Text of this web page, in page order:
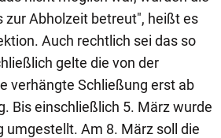
zur Abholzeit betreut", heißt es
Auch rechtlich sei das so
gelte die von der
verhängte Schließung erst ab
Bis einschließlich 5. März wurde
umgestellt. Am 8. März soll die